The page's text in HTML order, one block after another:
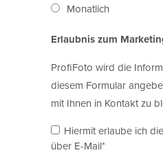
Monatlich
Erlaubnis zum
ProfiFoto wird die
diesem Formular
mit Ihnen in Kontakt zu
Hiermit erlaube ich
über E-Mail*